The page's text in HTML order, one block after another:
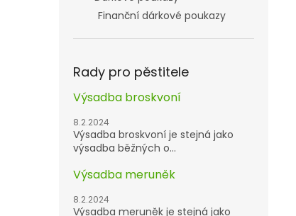
Finanční dárkové poukazy
Rady pro pěstitele
Výsadba broskvoní
8.2.2024
Výsadba broskvoní je stejná jako
výsadba běžných o...
Výsadba meruněk
8.2.2024
Výsadba meruněk je stejná jako